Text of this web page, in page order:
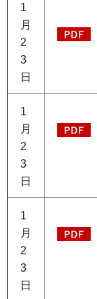
1
月
2
3
日
1
月
2
3
日
1
月
2
3
日